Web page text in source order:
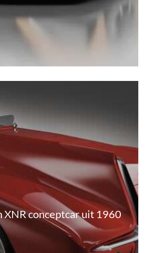
XNR conceptcar uit 1960